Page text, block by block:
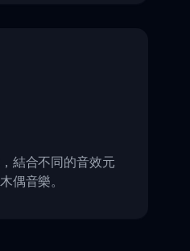
結合不同的音效元
偶音樂。